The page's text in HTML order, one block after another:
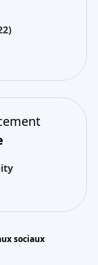
sociaux